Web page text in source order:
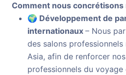
Comment nous concrétisons
🌍 Développement de
internationaux – Nous
des salons
Asia, afin de renforcer
professionnels du